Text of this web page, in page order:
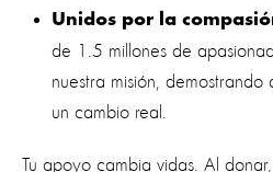
Unidos por la
de 1.5 millones de
nuestra misión,
un cambio real.
Tu apoyo cambia vidas. Al